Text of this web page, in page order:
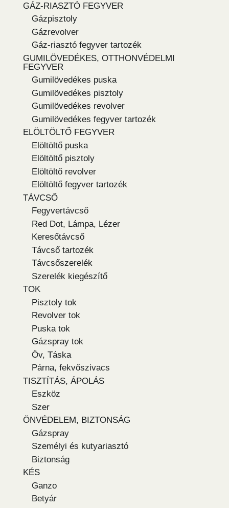
GÁZ-RIASZTÓ FEGYVER
Gázpisztoly
Gázrevolver
Gáz-riasztó fegyver tartozék
GUMILÖVEDÉKES, OTTHONVÉDELMI
FEGYVER
Gumilövedékes puska
Gumilövedékes pisztoly
Gumilövedékes revolver
Gumilövedékes fegyver tartozék
ELÖLTÖLTŐ FEGYVER
Elöltöltő puska
Elöltöltő pisztoly
Elöltöltő revolver
Elöltöltő fegyver tartozék
TÁVCSŐ
Fegyvertávcső
Red Dot, Lámpa, Lézer
Keresőtávcső
Távcső tartozék
Távcsőszerelék
Szerelék kiegészítő
TOK
Pisztoly tok
Revolver tok
Puska tok
Gázspray tok
Öv, Táska
Párna, fekvőszivacs
TISZTÍTÁS, ÁPOLÁS
Eszköz
Szer
ÖNVÉDELEM, BIZTONSÁG
Gázspray
Személyi és kutyariasztó
Biztonság
KÉS
Ganzo
Betyár